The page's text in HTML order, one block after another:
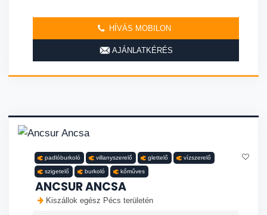
HÍVÁS MOBILON
AJÁNLATKÉRÉS
padlóburkoló villanyszerelő glettelő vízszerelő
szigetelő burkoló kőműves
ANCSUR ANCSA
Kiszállok egész Pécs területén